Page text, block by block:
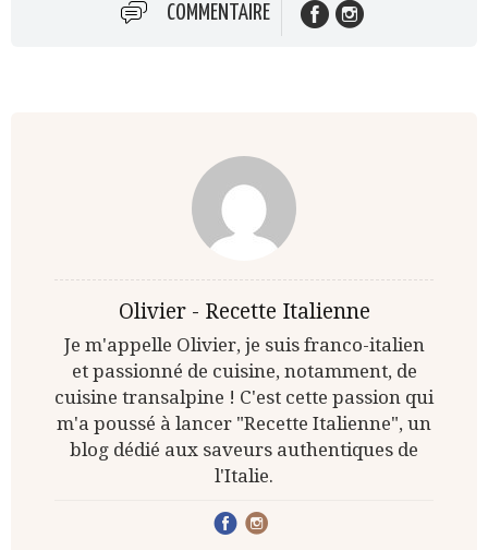
COMMENTAIRE
Olivier - Recette Italienne
Je m'appelle Olivier, je suis franco-italien
et passionné de cuisine, notamment, de
cuisine transalpine ! C'est cette passion qui
m'a poussé à lancer "Recette Italienne", un
blog dédié aux saveurs authentiques de
l'Italie.